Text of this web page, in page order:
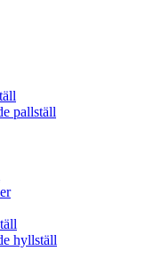
pallställ
hyllställ